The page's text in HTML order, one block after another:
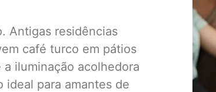
Antigas residências
café turco em pátios
iluminação acolhedora
para amantes de